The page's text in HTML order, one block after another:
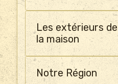
Les extérieurs de
la maison
Notre Région